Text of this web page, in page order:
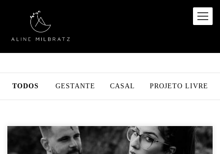
TODOS GESTANTE CASAL PROJETO LIVRE